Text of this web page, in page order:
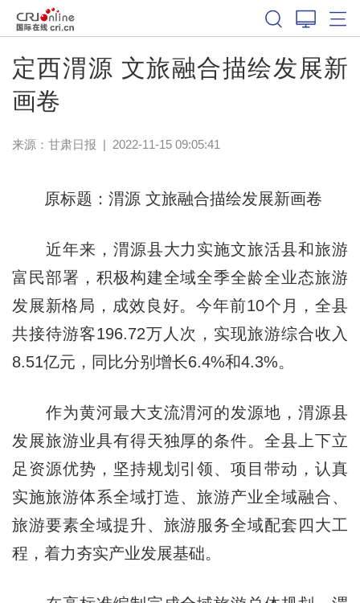
定西渭源 文旅融合描绘发展新
画卷
来源： 甘肃日报 | 2022-11-15 09:05:41
原标题：渭源 文旅融合描绘发展新画卷
近年来，渭源县大力实施文旅活县和旅游
富民部署，积极构建全域全季全龄全业态旅游
发展新格局，成效良好。今年前10个月，全县
共接待游客196.72万人次，实现旅游综合收入
8.51亿元，同比分别增长6.4%和4.3%。
作为黄河最大支流渭河的发源地，渭源县
发展旅游业具有得天独厚的条件。全县上下立
足资源优势，坚持规划引领、项目带动，认真
实施旅游体系全域打造、旅游产业全域融合、
旅游要素全域提升、旅游服务全域配套四大工
程，着力夯实产业发展基础。